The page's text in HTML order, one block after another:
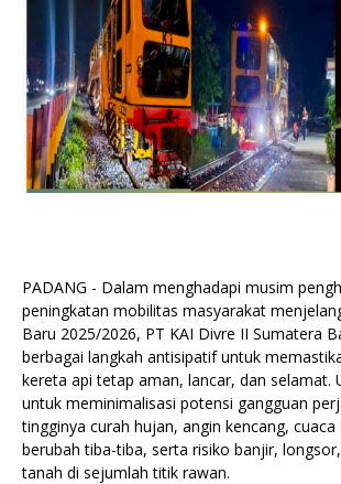
PADANG - Dalam menghadapi musim
peningkatan mobilitas masyarakat
Baru 2025/2026, PT KAI Divre II Sumatera
berbagai langkah antisipatif untuk
kereta api tetap aman, lancar, dan selamat.
untuk meminimalisasi potensi gangguan
tingginya curah hujan, angin kencang,
berubah tiba-tiba, serta risiko banjir,
tanah di sejumlah titik rawan.